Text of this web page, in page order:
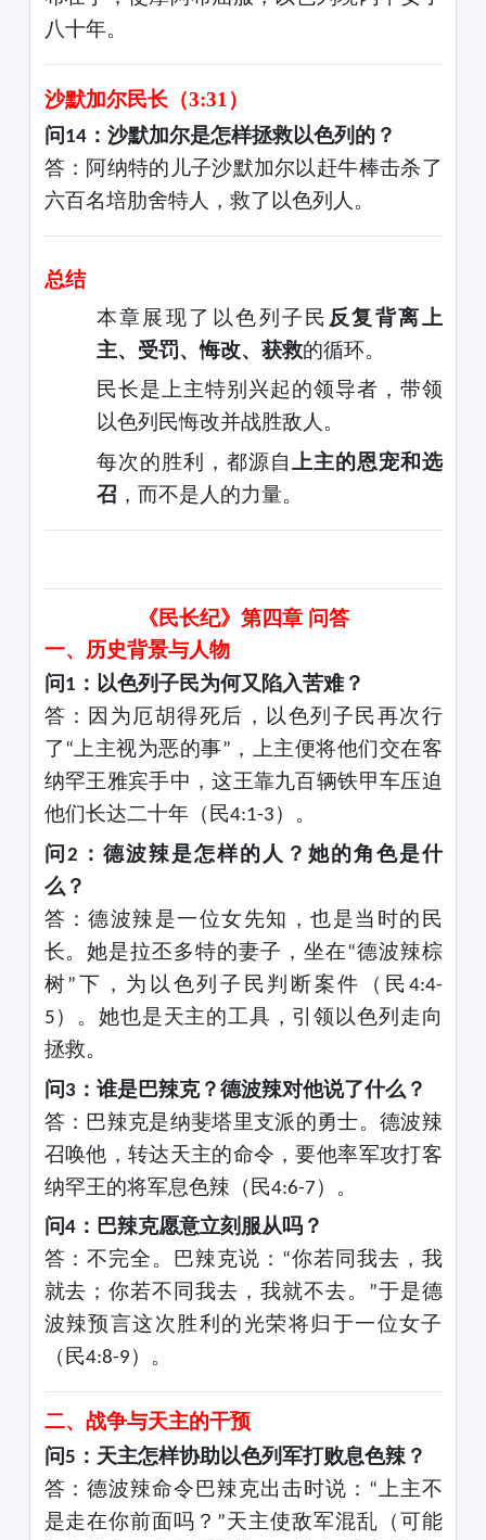
八十年。
沙默加尔民长（3:31）
问 14：沙默加尔是怎样拯救以色列的？
答：阿纳特的儿子沙默加尔以赶牛棒击杀了
六百名培肋舍特人，救了以色列人。
总结
本章展现了以色列子民 反复背离上
主、受罚、悔改、获救的循环。
民长是上主特别兴起的领导者，带领
以色列民悔改并战胜敌人。
每次的胜利，都源自
上主的恩宠和选
召 ，而不是人的力量。
《民长纪》第四章 问答
一、历史背景与人物
问 1 ：以色列子民为何又陷入苦难？
答 ：因为厄胡得死后，以色列子民再次行
了 “上主视为恶的事” ，上主便将他们交在客
纳罕王雅宾手中，这王靠九百辆铁甲车压迫
他们长达二十年（民4:1-3 ）。
问 2 ：德波辣是怎样的人？她的角色是什
么？
答 ：德波辣是一位女先知，也是当时的民
长。她是拉丕多特的妻子，坐在“德波辣棕
树” 下，为以色列子民判断案件（民 4:4-
5 ）。她也是天主的工具，引领以色列走向
拯救。
问3 ：谁是巴辣克？德波辣对他说了什么？
答：巴辣克是纳斐塔里支派的勇士。德波辣
召唤他，转达天主的命令，要他率军攻打客
纳罕王的将军息色辣（民4:6-7 ）。
问4：巴辣克愿意立刻服从吗？
答 ：不完全。巴辣克说： “你若同我去，我
就去；你若不同我去，我就不去。
”于是德
波辣预言这次胜利的光荣将归于一位女子
（民4:8-9 ）。
二、战争与天主的干预
问5 ：天主怎样协助以色列军打败息色辣？
答 ：德波辣命令巴辣克出击时说： “ 上主不
是走在你前面吗？ ”天主使敌军混乱（可能